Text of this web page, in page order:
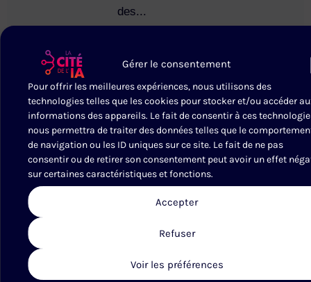
Gérer le consentement
Pour offrir les meilleures expériences, nous utilisons des
technologies telles que les cookies pour stocker et/ou accéder
informations des appareils. Le fait de consentir à ces
nous permettra de traiter des données telles que le
de navigation ou les ID uniques sur ce site. Le fait de ne pas
consentir ou de retirer son consentement peut avoir un effet
sur certaines caractéristiques et fonctions.
Accepter
Refuser
Voir les préférences
des...
18
CLUB
DATA
SCIENCE/
SESSION 4
Réservé
Model Context
Campus
Entreprises
et Cités
59700
Marcq-
en-